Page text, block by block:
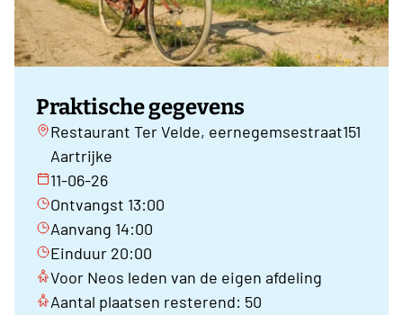
Praktische gegevens
Restaurant Ter Velde, eernegemsestraat151
Aartrijke
11-06-26
Ontvangst 13:00
Aanvang 14:00
Einduur 20:00
Voor Neos leden van de eigen afdeling
Aantal plaatsen resterend: 50